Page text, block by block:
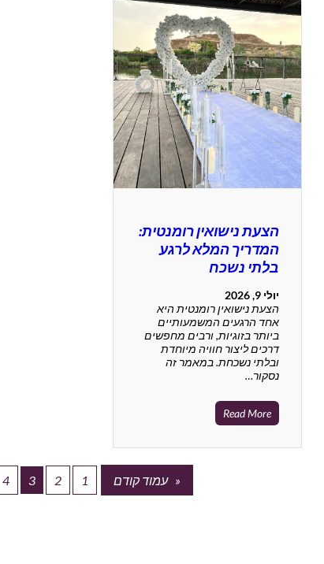
הצעת נישואין רומנטית:
המדריך המלא לרגע
בלתי נשכח
יולי 9, 2026
הצעת נישואין רומנטית היא
אחד הרגעים המשמעותיים
ביותר בזוגיות, ורבים מחפשים
דרכים ליצור חוויה מיוחדת
ובלתי נשכחת. במאמר זה
נסקור…
Read More
« עמוד קודם 1
2
3
4